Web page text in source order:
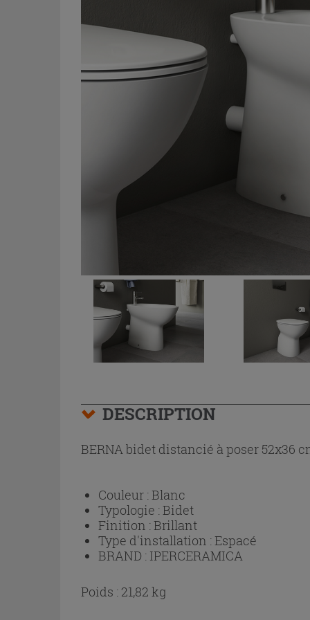
DESCRIPTION
BERNA bidet distancié à poser 52x36
Couleur :Blanc
Typologie :Bidet
Finition :Brillant
Type d'installation :Espacé
BRAND : IPERCERAMICA
Poids : 21,82 kg